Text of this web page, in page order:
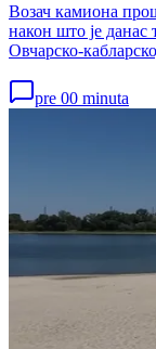
Возач камиона
након што је данас
Овчарско-
pre 00 minuta